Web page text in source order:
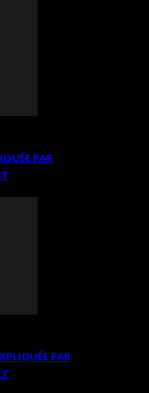
PAR
PAR